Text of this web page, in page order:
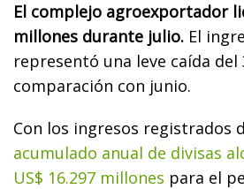
El complejo agroexportador
millones durante julio. El
representó una leve caída del
comparación con junio.
Con los ingresos registrados
acumulado anual de divisas
US$ 16.297 millones para el